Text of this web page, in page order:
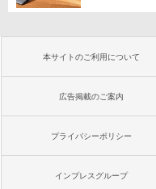
本サイトのご利用について
広告掲載のご案内
プライバシーポリシー
インプレスグループ